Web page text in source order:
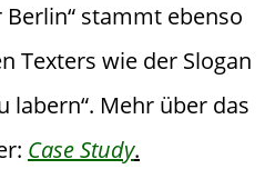
Berlin“ stammt ebenso
Texters wie der Slogan
labern“. Mehr über das
Case Study.